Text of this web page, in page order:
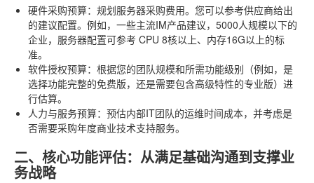
硬件采购预算：规划服务器采购费用。您可以参考供应商给出
的建议配置。例如，一些主流IM产品建议，5000人规模以下的
企业，服务器配置可参考 CPU 8核以上、内存16G以上的标
准。
软件授权预算：根据您的团队规模和所需功能级别（例如，是
选择功能完整的免费版，还是需要包含高级特性的专业版）进
行估算。
人力与服务预算：预估内部IT团队的运维时间成本，并考虑是
否需要采购年度商业技术支持服务。
二、核心功能评估：从满足基础沟通到支撑业
务战略